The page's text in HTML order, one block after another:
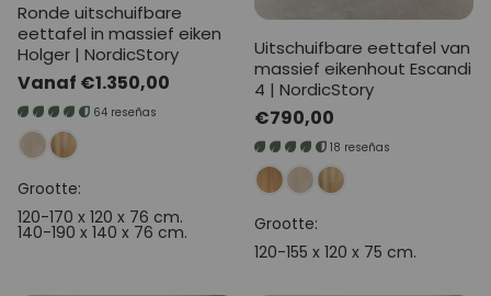
Ronde uitschuifbare
eettafel in massief eiken
Holger | NordicStory
Normale
prijs
Vanaf €1.350,00
64 reseñas
Grootte:
120-170 x 120 x 76 cm.
140-190 x 140 x 76 cm.
Uitschuifbare eettafel van
massief eikenhout Escandi
4 | NordicStory
Normale
prijs
€790,00
18 reseñas
Grootte:
120-155 x 120 x 75 cm.